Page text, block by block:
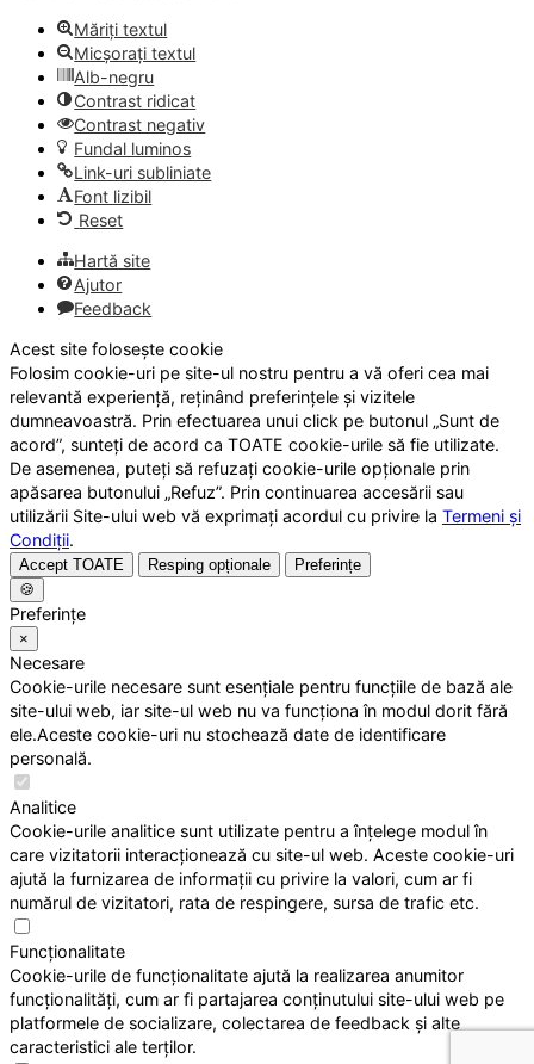
Măriți textul
Micșorați textul
Alb-negru
Contrast ridicat
Contrast negativ
Fundal luminos
Link-uri subliniate
Font lizibil
Reset
Hartă site
Ajutor
Feedback
Acest site folosește cookie
Folosim cookie-uri pe site-ul nostru pentru a vă oferi cea mai
relevantă experiență, reținând preferințele și vizitele
dumneavoastră. Prin efectuarea unui click pe butonul „Sunt de
acord”, sunteți de acord ca TOATE cookie-urile să fie utilizate.
De asemenea, puteți să refuzați cookie-urile opționale prin
apăsarea butonului „Refuz”. Prin continuarea accesării sau
utilizării Site-ului web vă exprimați acordul cu privire la Termeni și
Condiții.
Accept TOATE Resping opționale
Preferințe
🍪
Preferințe
×
Necesare
Cookie-urile necesare sunt esențiale pentru funcțiile de bază ale
site-ului web, iar site-ul web nu va funcționa în modul dorit fără
ele.Aceste cookie-uri nu stochează date de identificare
personală.
Analitice
Cookie-urile analitice sunt utilizate pentru a înțelege modul în
care vizitatorii interacționează cu site-ul web. Aceste cookie-uri
ajută la furnizarea de informații cu privire la valori, cum ar fi
numărul de vizitatori, rata de respingere, sursa de trafic etc.
Funcționalitate
Cookie-urile de funcționalitate ajută la realizarea anumitor
funcționalități, cum ar fi partajarea conținutului site-ului web pe
platformele de socializare, colectarea de feedback și alte
caracteristici ale terților.